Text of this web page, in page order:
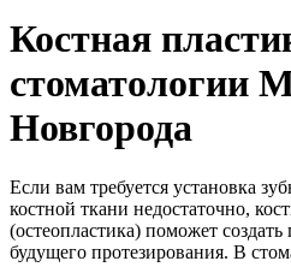
Костная
стоматологии
Новгорода
Если вам требуется установка
костной ткани недостаточно,
(остеопластика) поможет
будущего протезирования. В